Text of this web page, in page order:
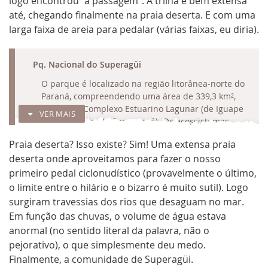
até, chegando finalmente na praia deserta. E com uma
larga faixa de areia para pedalar (várias faixas, eu diria).
Pq. Nacional do Superagüi
O parque é localizado na região litorânea-norte do
Paraná, compreendendo uma área de 339,3 km²,
dentro do Complexo Estuarino Lagunar (de Iguape
em São Paulo até Paranaguá). Os ecossistemas
Dentre as diversas ilhas, as mais visitadas são:
Superagüi, Pinheiro, Pinheirinho e Peças.
Um dos principais atrativos da região é a praia
deserta. Possui 38km de extensão de praias
virgens, podendo ser visitada a pé ou de bicicleta.
Para chegar lá é possível seguir desde a
comunidade de Superagüi pela praia ou caminhar
na "Trilha da Lagoa". Essa última possui 3km, onde
é possível observar uma formação de restinga com
muitas bromélias, diferentes tipos de líquenes,
VER MAIS
RECOLHER
Praia deserta? Isso existe? Sim! Uma extensa praia
deserta onde aproveitamos para fazer o nosso
primeiro pedal ciclonudístico (provavelmente o último,
o limite entre o hilário e o bizarro é muito sutil). Logo
surgiram travessias dos rios que desaguam no mar.
Em função das chuvas, o volume de água estava
anormal (no sentido literal da palavra, não o
pejorativo), o que simplesmente deu medo.
Finalmente, a comunidade de Superagüi.